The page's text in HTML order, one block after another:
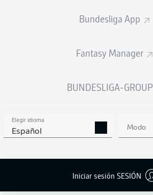
Bundesliga App
Fantasy Manager
BUNDESLIGA-GROUP
Elegir idioma
Español Modo
Iniciar sesión SESIÓN
Moritz Schulze
Niko Gießelmann Sacha Bansé
Julian Green